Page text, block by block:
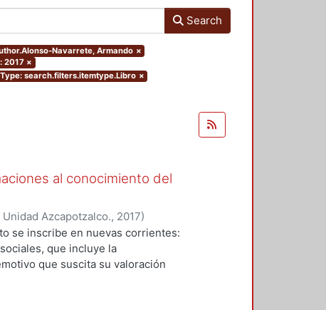
Search
Navarrete, Armando ×
2017 ×
Type: search.filters.itemtype.Libro ×
al conocimiento del
Azcapotzalco., 2017)
Garza, Karla María;Alonso-
;Larrucea Garritz, Amaya
; Tito Rojo, Jose ;Casares
se inscribe en nuevas corrientes:
que incluye la
que suscita su valoración